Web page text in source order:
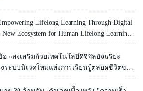
Lifelong Learning Through Digital
Ecosystem for Human Lifelong Learning"
«ส่งเสริมด้วยเทคโนโลยีดิจิทัลอัจฉริยะ
ระบบนิเวศใหม่แห่งการเรียนรู้ตลอดชีวิตของ